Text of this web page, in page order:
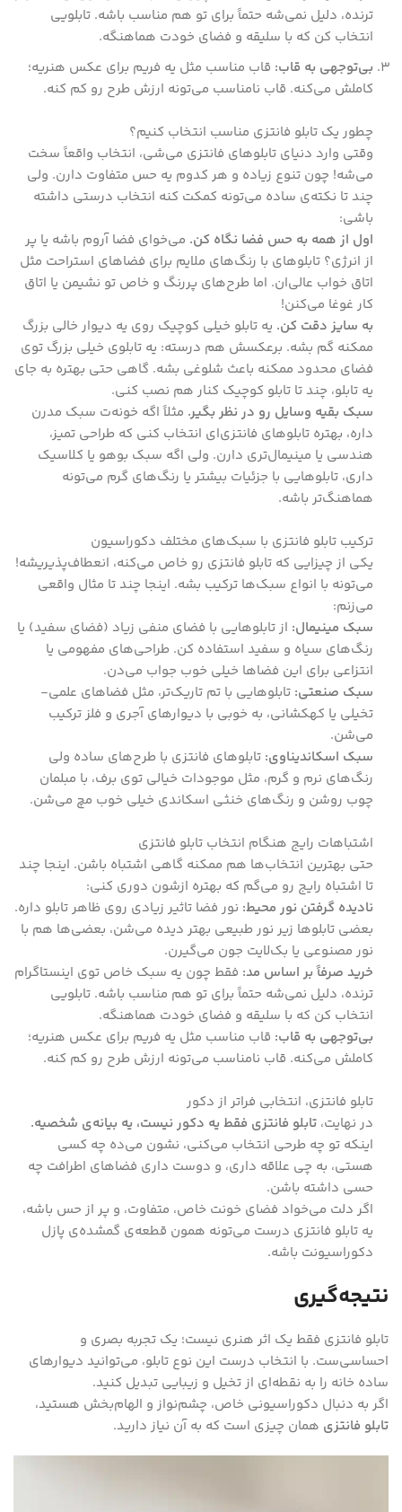
ترنده، دلیل نمی‌شه حتماً برای تو هم مناسب باشه. تابلویی
انتخاب کن که با سلیقه و فضای خودت هماهنگه.
بی‌توجهی به قاب: قاب مناسب مثل یه فریم برای عکس هنریه؛
کاملش می‌کنه. قاب نامناسب می‌تونه ارزش طرح رو کم کنه.
چطور یک تابلو فانتزی مناسب انتخاب کنیم؟
وقتی وارد دنیای تابلوهای فانتزی می‌شی، انتخاب واقعاً سخت
می‌شه! چون تنوع زیاده و هر کدوم یه حس متفاوت دارن. ولی
چند تا نکته‌ی ساده می‌تونه کمکت کنه انتخاب درستی داشته
باشی:
اول از همه به حس فضا نگاه کن. می‌خوای فضا آروم باشه یا پر
از انرژی؟ تابلوهای با رنگ‌های ملایم برای فضاهای استراحت مثل
اتاق خواب عالی‌ان. اما طرح‌های پررنگ و خاص تو نشیمن یا اتاق
کار غوغا می‌کنن!
به سایز دقت کن. یه تابلو خیلی کوچیک روی یه دیوار خالی بزرگ
ممکنه گم بشه. برعکسش هم درسته: یه تابلوی خیلی بزرگ توی
فضای محدود ممکنه باعث شلوغی بشه. گاهی حتی بهتره به جای
یه تابلو، چند تا تابلو کوچیک کنار هم نصب کنی.
سبک بقیه وسایل رو در نظر بگیر. مثلاً اگه خونه‌ت سبک مدرن
داره، بهتره تابلوهای فانتزی‌ای انتخاب کنی که طراحی تمیز،
هندسی یا مینیمال‌تری دارن. ولی اگه سبک بوهو یا کلاسیک
داری، تابلوهایی با جزئیات بیشتر یا رنگ‌های گرم می‌تونه
هماهنگ‌تر باشه.
ترکیب تابلو فانتزی با سبک‌های مختلف دکوراسیون
یکی از چیزایی که تابلو فانتزی رو خاص می‌کنه، انعطاف‌پذیریشه!
می‌تونه با انواع سبک‌ها ترکیب بشه. اینجا چند تا مثال واقعی
می‌زنم:
سبک مینیمال: از تابلوهایی با فضای منفی زیاد (فضای سفید) یا
رنگ‌های سیاه و سفید استفاده کن. طراحی‌های مفهومی یا
انتزاعی برای این فضاها خیلی خوب جواب می‌دن.
سبک صنعتی: تابلوهایی با تم تاریک‌تر، مثل فضاهای علمی-
تخیلی یا کهکشانی، به خوبی با دیوارهای آجری و فلز ترکیب
می‌شن.
سبک اسکاندیناوی: تابلوهای فانتزی با طرح‌های ساده ولی
رنگ‌های نرم و گرم، مثل موجودات خیالی توی برف، با مبلمان
چوب روشن و رنگ‌های خنثی اسکاندی خیلی خوب مچ می‌شن.
اشتباهات رایج هنگام انتخاب تابلو فانتزی
حتی بهترین انتخاب‌ها هم ممکنه گاهی اشتباه باشن. اینجا چند
تا اشتباه رایج رو می‌گم که بهتره ازشون دوری کنی:
نادیده گرفتن نور محیط: نور فضا تاثیر زیادی روی ظاهر تابلو داره.
بعضی تابلوها زیر نور طبیعی بهتر دیده می‌شن، بعضی‌ها هم با
نور مصنوعی یا بک‌لایت جون می‌گیرن.
خرید صرفاً بر اساس مد: فقط چون یه سبک خاص توی اینستاگرام
ترنده، دلیل نمی‌شه حتماً برای تو هم مناسب باشه. تابلویی
انتخاب کن که با سلیقه و فضای خودت هماهنگه.
بی‌توجهی به قاب: قاب مناسب مثل یه فریم برای عکس هنریه؛
کاملش می‌کنه. قاب نامناسب می‌تونه ارزش طرح رو کم کنه.
تابلو فانتزی، انتخابی فراتر از دکور
در نهایت، تابلو فانتزی فقط یه دکور نیست، یه بیانه‌ی شخصیه.
اینکه تو چه طرحی انتخاب می‌کنی، نشون می‌ده چه کسی
هستی، به چی علاقه داری، و دوست داری فضاهای اطرافت چه
حسی داشته باشن.
اگر دلت می‌خواد فضای خونت خاص، متفاوت، و پر از حس باشه،
یه تابلو فانتزی درست می‌تونه همون قطعه‌ی گمشده‌ی پازل
دکوراسیونت باشه.
نتیجه‌گیری
تابلو فانتزی فقط یک اثر هنری نیست؛ یک تجربه بصری و
احساسی‌ست. با انتخاب درست این نوع تابلو، می‌توانید دیوارهای
ساده خانه را به نقطه‌ای از تخیل و زیبایی تبدیل کنید.
اگر به دنبال دکوراسیونی خاص، چشم‌نواز و الهام‌بخش هستید،
تابلو فانتزی همان چیزی است که به آن نیاز دارید.